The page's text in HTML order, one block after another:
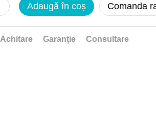
Adaugă în coș Comanda
Achitare Garanție Consultare